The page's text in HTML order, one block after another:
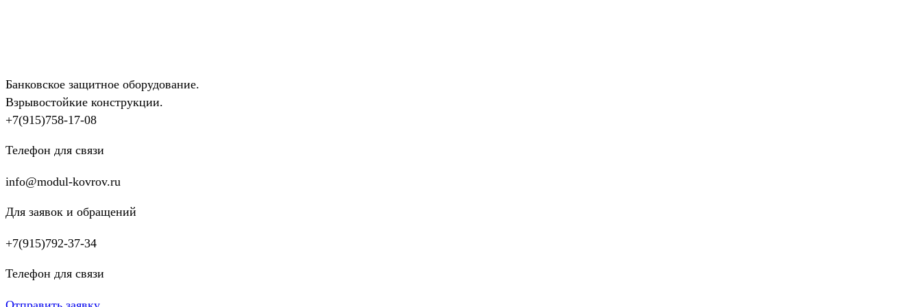
Банковское защитное оборудование.
Взрывостойкие конструкции.
+7(915)758-17-08
Телефон для связи
info@modul-kovrov.ru
Для заявок и обращений
+7(915)792-37-34
Телефон для связи